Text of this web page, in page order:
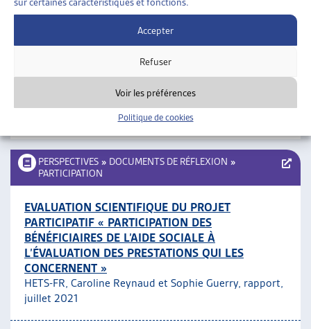
Accepter
Refuser
Voir les préférences
Politique de cookies
BASES ET ÉTAPES DE LA PARTICIPATION DES
PRÉVENTION ET DE LUTTE CONTRE LA PAUVRETÉ
pratique, juillet 2021
PERSPECTIVES » DOCUMENTS DE RÉFLEXION »
PARTICIPATION
EVALUATION SCIENTIFIQUE DU PROJET
PARTICIPATIF « PARTICIPATION DES
BÉNÉFICIAIRES DE L’AIDE SOCIALE À
L’ÉVALUATION DES PRESTATIONS QUI LES
CONCERNENT »
HETS-FR, Caroline Reynaud et Sophie Guerry, rapport,
juillet 2021